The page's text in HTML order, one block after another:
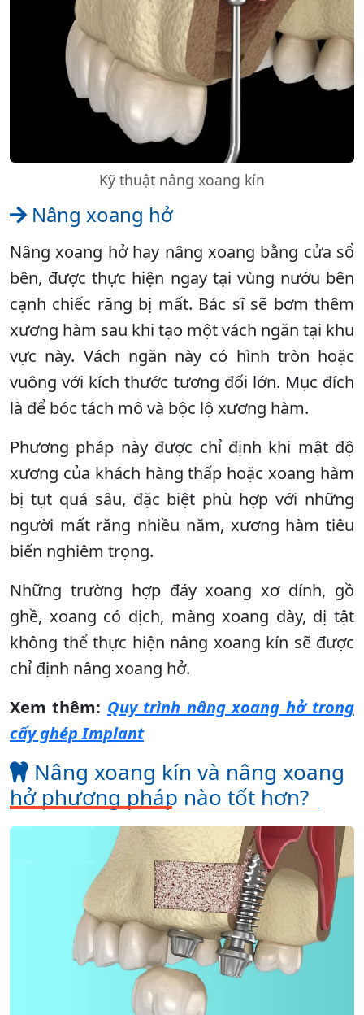
Kỹ thuật nâng xoang kín
Nâng xoang hở
Nâng xoang hở hay nâng xoang bằng cửa sổ
bên, được thực hiện ngay tại vùng nướu bên
cạnh chiếc răng bị mất. Bác sĩ sẽ bơm thêm
xương hàm sau khi tạo một vách ngăn tại khu
vực này. Vách ngăn này có hình tròn hoặc
vuông với kích thước tương đối lớn. Mục đích
là để bóc tách mô và bộc lộ xương hàm.
Phương pháp này được chỉ định khi mật độ
xương của khách hàng thấp hoặc xoang hàm
bị tụt quá sâu, đặc biệt phù hợp với những
người mất răng nhiều năm, xương hàm tiêu
biến nghiêm trọng.
Những trường hợp đáy xoang xơ dính, gồ
ghề, xoang có dịch, màng xoang dày, dị tật
không thể thực hiện nâng xoang kín sẽ được
chỉ định nâng xoang hở.
Xem thêm: Quy trình nâng xoang hở trong
cấy ghép Implant
Nâng xoang kín và nâng xoang
hở phương pháp nào tốt hơn?